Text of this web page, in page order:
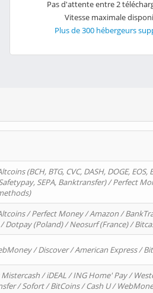
Pas d'attente entre 2
Vitesse maximale
Plus de 300 hébergeurs
(BCH, BTG, CVC, DASH, DOGE, EOS,
SEPA, Banktransfer) / Perfect
/ Perfect Money / Amazon /
Dotpay (Poland) / Neosurf (France) /
/ Discover / American Express /
/ iDEAL / ING Home' Pay /
/ Sofort / BitCoins / Cash U /